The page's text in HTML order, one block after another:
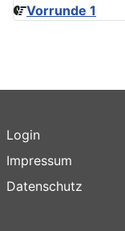
Vorrunde 1
Login
Impressum
Datenschutz